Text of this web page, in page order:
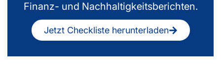
Finanz- und Nachhaltigkeitsberichten.
Jetzt Checkliste herunterladen